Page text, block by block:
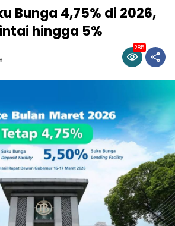
Bunga 4,75% di 2026,
hingga 5%
285